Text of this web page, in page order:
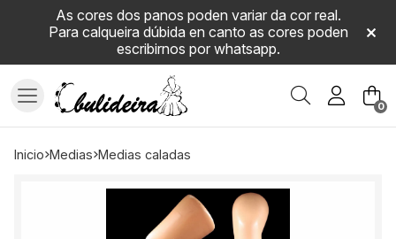
As cores dos panos poden variar da cor real.
Para calqueira dúbida en canto as cores poden
escribirnos por whatsapp.
Buscar 0
inicio medias medias caladas